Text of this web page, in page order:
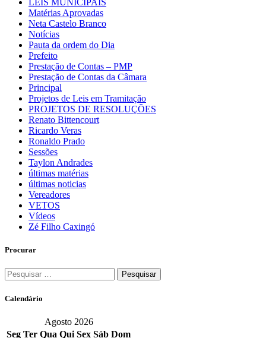
LEIS MUNICIPAIS
Matérias Aprovadas
Neta Castelo Branco
Notícias
Pauta da ordem do Dia
Prefeito
Prestação de Contas – PMP
Prestação de Contas da Câmara
Principal
Projetos de Leis em Tramitação
PROJETOS DE RESOLUÇÕES
Renato Bittencourt
Ricardo Veras
Ronaldo Prado
Sessões
Taylon Andrades
últimas matérias
últimas noticias
Vereadores
VETOS
Vídeos
Zé Filho Caxingó
Procurar
Pesquisar
por:
Calendário
Agosto 2026
Seg Ter Qua Qui Sex Sáb Dom